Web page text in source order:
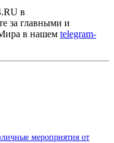
в
за главными и
в нашем telegram-
мероприятия от